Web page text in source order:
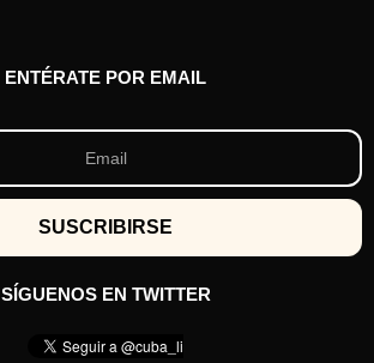
ENTÉRATE POR EMAIL
SÍGUENOS EN TWITTER